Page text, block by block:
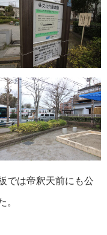
では帝釈天前にも公
。